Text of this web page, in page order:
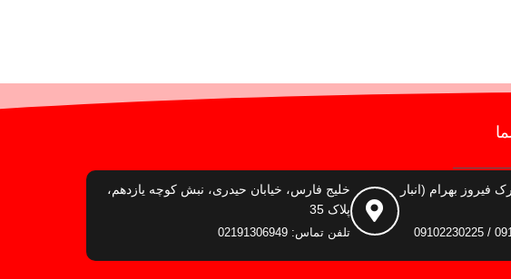
فیروز بهرام (انبار
خلیج فارس، خیابان حیدری، نبش کوچه یازدهم،
پلاک 35
تلفن تماس: 02191306949